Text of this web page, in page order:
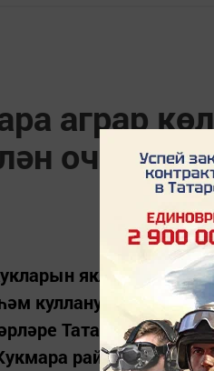
аграр
яклау көне
кулланучылар
Татарстан
районнары